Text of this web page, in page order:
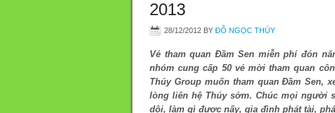
2013
28/12/2012 BY ĐỖ NGỌC THÚY
Vé tham quan Đầm Sen miễn phí đón
nhóm cung cấp 50 vé mời tham quan
Thúy Group muốn tham quan Đầm Sen,
lòng liên hệ Thúy sớm. Chúc mọi người
dội, làm gì được nấy, gia đình phát tài,